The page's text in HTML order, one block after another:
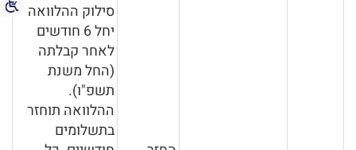
סילוק ההלוואה
יחל 6 חודשים
לאחר קבלתה
(החל משנת
תשפ"ו).
ההלוואה תוחזר
בתשלומים